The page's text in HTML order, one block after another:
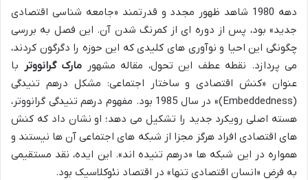
دهه 1980 شاهد ظهور مجدد و قدرتمند «جامعه شناسی اقتصادی
جدید» بود، پس از دوره ای از کمرنگ شدن آن. این فصل به بررسی
چگونگی این احیا و نوآوری های کلیدی که این حوزه را دگرگون کردند،
می پردازد. نقطه عطف این تحول، مقاله مشهور مارک گرانووتر با
عنوان «کنش اقتصادی و ساختار اجتماعی: مشکل درهم تنیدگی
(Embeddedness)» در سال 1985 بود. مفهوم درهم تنیدگی گرانووتر،
هسته اصلی رویکرد جدید را تشکیل می دهد؛ او نشان داد که کنش
های اقتصادی افراد هرگز مجزا از شبکه های اجتماعی آن ها نیستند و
همواره در این شبکه ها «درهم تنیده اند». این ایده، نقد مستقیمی
به فرض «انسان اقتصادی تنها» در اقتصاد نئوکلاسیک بود.